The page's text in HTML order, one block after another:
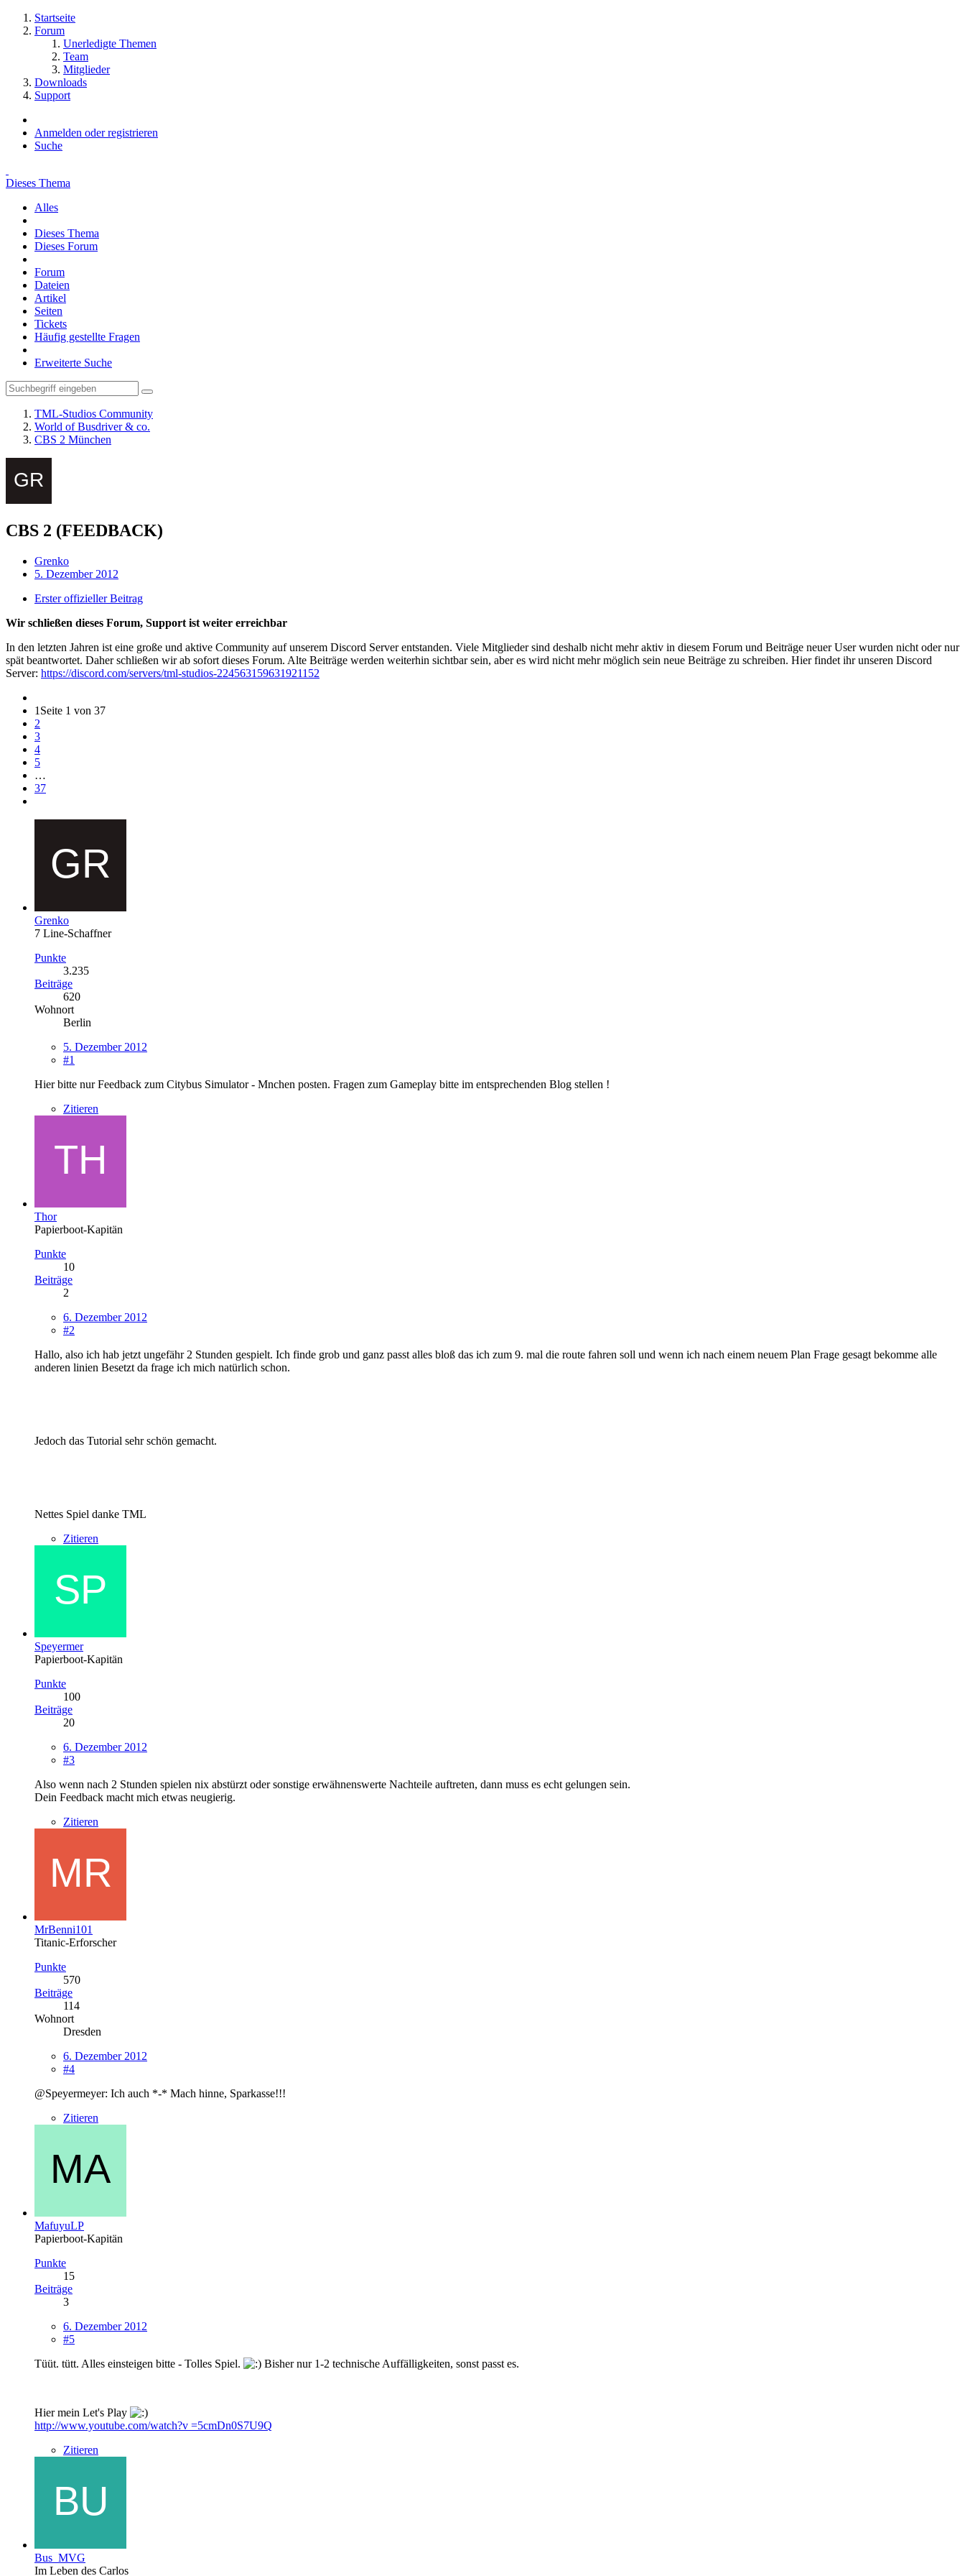
Startseite
Forum
Unerledigte Themen
Team
Mitglieder
Downloads
Support
Anmelden oder registrieren
Suche
Dieses Thema
Alles
Dieses Thema
Dieses Forum
Forum
Dateien
Artikel
Seiten
Tickets
Häufig gestellte Fragen
Erweiterte Suche
TML-Studios Community
World of Busdriver & co.
CBS 2 München
CBS 2 (FEEDBACK)
Grenko
5. Dezember 2012
Erster offizieller Beitrag
Wir schließen dieses Forum, Support ist weiter erreichbar
In den letzten Jahren ist eine große und aktive Community auf unserem Discord Server entstanden. Viele Mitglieder sind deshalb nicht mehr aktiv in diesem Forum und Beiträge neuer User wurden nicht oder nur
spät beantwortet. Daher schließen wir ab sofort dieses Forum. Alte Beiträge werden weiterhin sichtbar sein, aber es wird nicht mehr möglich sein neue Beiträge zu schreiben. Hier findet ihr unseren Discord
Server: https://discord.com/servers/tml-studios-224563159631921152
1 Seite 1 von 37
2
3
4
5
…
37
Grenko
7 Line-Schaffner
Punkte
3.235
Beiträge
620
Wohnort
Berlin
5. Dezember 2012
#1
Hier bitte nur Feedback zum Citybus Simulator - Mnchen posten. Fragen zum Gameplay bitte im entsprechenden Blog stellen !
Zitieren
Thor
Papierboot-Kapitän
Punkte
10
Beiträge
2
6. Dezember 2012
#2
Hallo, also ich hab jetzt ungefähr 2 Stunden gespielt. Ich finde grob und ganz passt alles bloß das ich zum 9. mal die route fahren soll und wenn ich nach einem neuem Plan Frage gesagt bekomme alle
anderen linien Besetzt da frage ich mich natürlich schon.
Jedoch das Tutorial sehr schön gemacht.
Nettes Spiel danke TML
Zitieren
Speyermer
Papierboot-Kapitän
Punkte
100
Beiträge
20
6. Dezember 2012
#3
Also wenn nach 2 Stunden spielen nix abstürzt oder sonstige erwähnenswerte Nachteile auftreten, dann muss es echt gelungen sein.
Dein Feedback macht mich etwas neugierig.
Zitieren
MrBenni101
Titanic-Erforscher
Punkte
570
Beiträge
114
Wohnort
Dresden
6. Dezember 2012
#4
@Speyermeyer: Ich auch *-* Mach hinne, Sparkasse!!!
Zitieren
MafuyuLP
Papierboot-Kapitän
Punkte
15
Beiträge
3
6. Dezember 2012
#5
Tüüt. tütt. Alles einsteigen bitte - Tolles Spiel.
Bisher nur 1-2 technische Auffälligkeiten, sonst passt es.
Hier mein Let's Play
http://www.youtube.com/watch?v =5cmDn0S7U9Q
Zitieren
Bus_MVG
Im Leben des Carlos